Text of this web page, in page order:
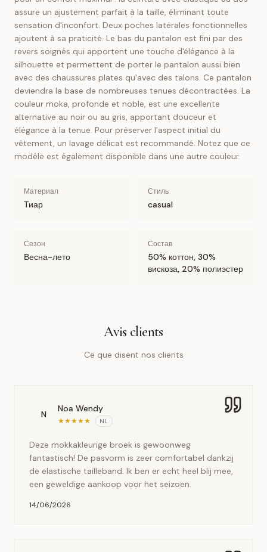
assure un ajustement parfait à la taille, éliminant toute
sensation d'inconfort. Deux poches latérales fonctionnelles
ajoutent à sa praticité. Le bas du pantalon est fini par des
revers soignés qui apportent une touche d'élégance à la
silhouette et permettent de porter le pantalon aussi bien
avec des chaussures plates qu'avec des talons. Ce pantalon
deviendra la base de nombreuses tenues décontractées. La
couleur moka, profonde et noble, est une excellente
alternative au noir ou au gris, apportant douceur et
élégance à la tenue. Pour préserver l'aspect initial du
vêtement, un lavage délicat est recommandé. Notez que ce
modèle est également disponible dans une autre couleur.
Материал
Тиар
Стиль
casual
Сезон
Весна-лето
Состав
50% коттон, 30%
вискоза, 20% полиэстер
Avis clients
Ce que disent nos clients
N
Noa Wendy
★★★★★ NL
Deze mokkakleurige broek is gewoonweg
fantastisch! De pasvorm is zeer comfortabel dankzij
de elastische tailleband. Ik ben er echt heel blij mee,
een geweldige aankoop voor het seizoen.
14/06/2026